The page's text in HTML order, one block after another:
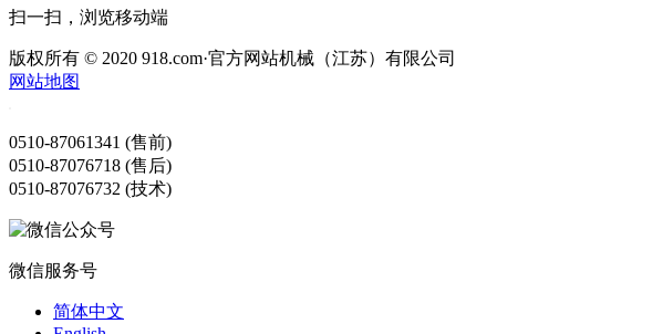
扫一扫，浏览移动端
版权所有 © 2020 918.com·官方网站机械（江苏）有限公司
网站地图
0510-87061341 (售前)
0510-87076718 (售后)
0510-87076732 (技术)
微信服务号
简体中文